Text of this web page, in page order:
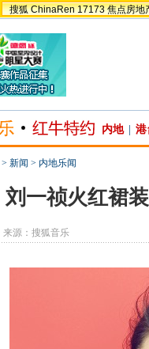
搜狐 ChinaRen 17173 焦点房地
内地 港
> 新闻 > 内地乐闻
刘一祯火红裙
来源：搜狐音乐